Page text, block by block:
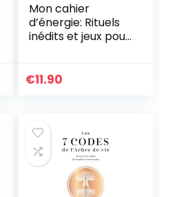
Mon cahier
d’énergie: Rituels
inédits et jeux pour
€11.90